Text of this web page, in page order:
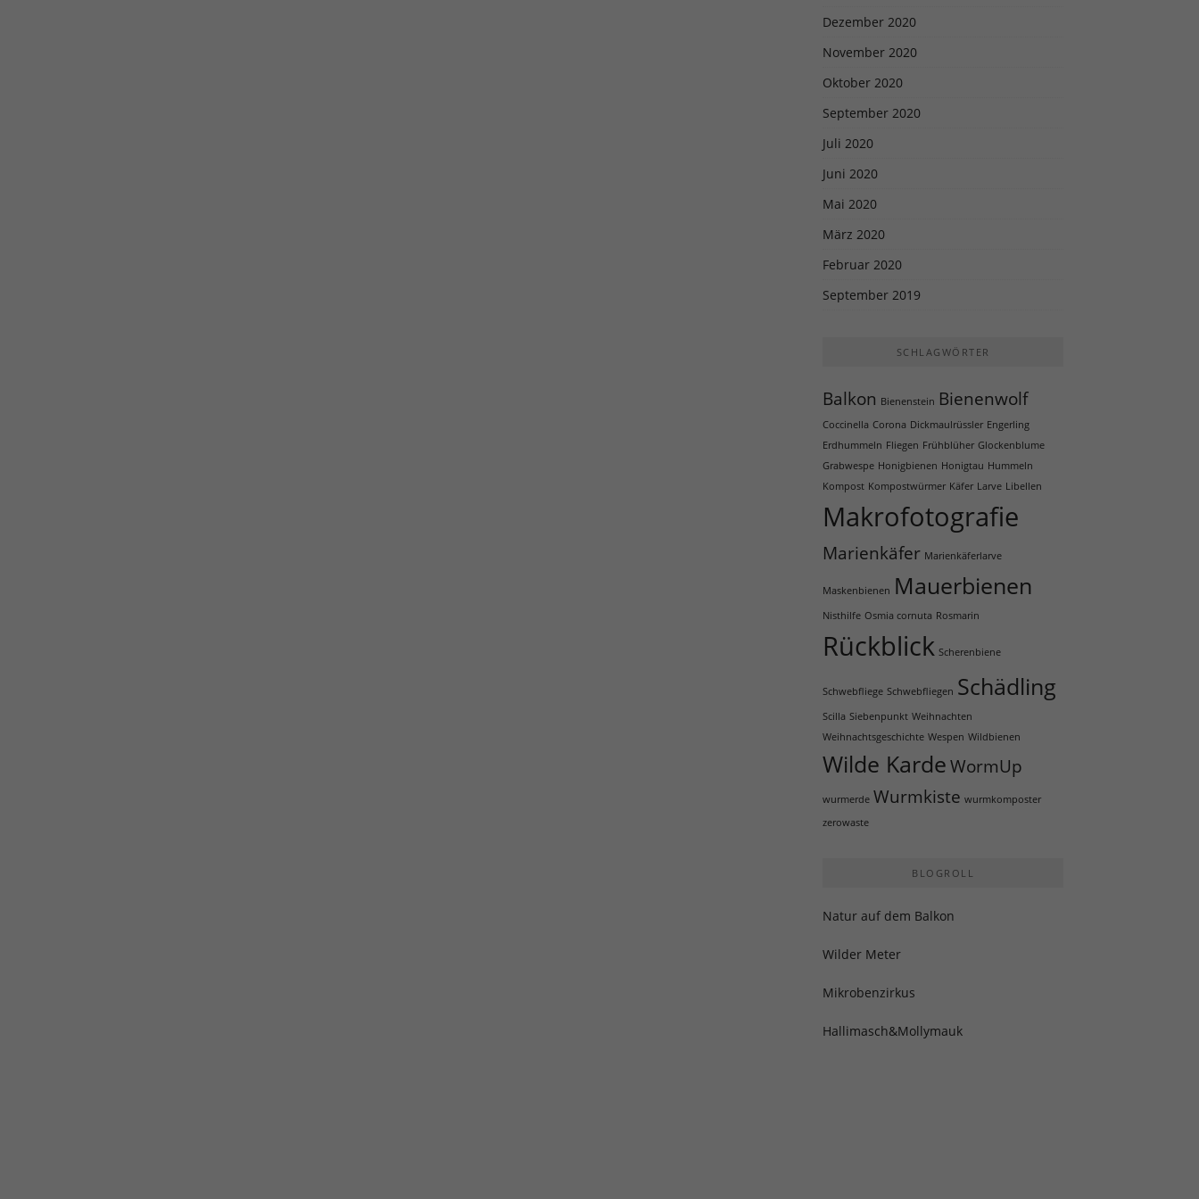
Dezember 2020
November 2020
Oktober 2020
September 2020
Juli 2020
Juni 2020
Mai 2020
März 2020
Februar 2020
September 2019
SCHLAGWÖRTER
Balkon Bienenstein Bienenwolf
Coccinella Corona Dickmaulrüssler Engerling
Erdhummeln Fliegen Frühblüher Glockenblume
Grabwespe Honigbienen Honigtau Hummeln
Kompost Kompostwürmer Käfer Larve Libellen
Makrofotografie
Marienkäfer Marienkäferlarve
Maskenbienen Mauerbienen
Nisthilfe Osmia cornuta Rosmarin
Rückblick Scherenbiene
Schwebfliege Schwebfliegen Schädling
Scilla Siebenpunkt Weihnachten
Weihnachtsgeschichte Wespen Wildbienen
Wilde KardeWormUp
wurmerde Wurmkiste wurmkomposter
zerowaste
BLOGROLL
Natur auf dem Balkon
Wilder Meter
Mikrobenzirkus
Hallimasch&Mollymauk